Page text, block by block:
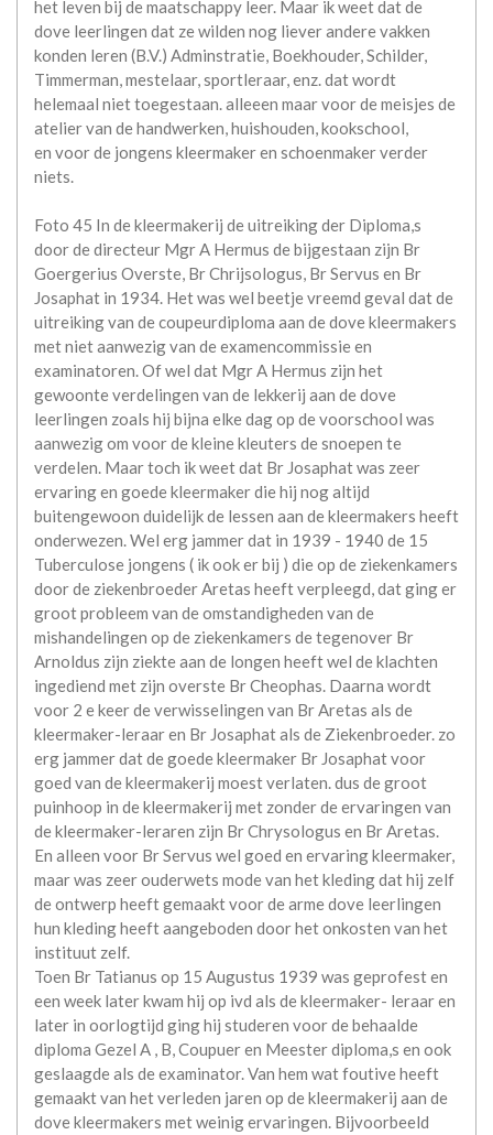
het leven bij de maatschappy leer. Maar ik weet dat de
dove leerlingen dat ze wilden nog liever andere vakken
konden leren (B.V.) Adminstratie, Boekhouder, Schilder,
Timmerman, mestelaar, sportleraar, enz. dat wordt
helemaal niet toegestaan. alleeen maar voor de meisjes de
atelier van de handwerken, huishouden, kookschool,
en voor de jongens kleermaker en schoenmaker verder
niets.
Foto 45 In de kleermakerij de uitreiking der Diploma,s
door de directeur Mgr A Hermus de bijgestaan zijn Br
Goergerius Overste, Br Chrijsologus, Br Servus en Br
Josaphat in 1934. Het was wel beetje vreemd geval dat de
uitreiking van de coupeurdiploma aan de dove kleermakers
met niet aanwezig van de examencommissie en
examinatoren. Of wel dat Mgr A Hermus zijn het
gewoonte verdelingen van de lekkerij aan de dove
leerlingen zoals hij bijna elke dag op de voorschool was
aanwezig om voor de kleine kleuters de snoepen te
verdelen. Maar toch ik weet dat Br Josaphat was zeer
ervaring en goede kleermaker die hij nog altijd
buitengewoon duidelijk de lessen aan de kleermakers heeft
onderwezen. Wel erg jammer dat in 1939 - 1940 de 15
Tuberculose jongens ( ik ook er bij ) die op de ziekenkamers
door de ziekenbroeder Aretas heeft verpleegd, dat ging er
groot probleem van de omstandigheden van de
mishandelingen op de ziekenkamers de tegenover Br
Arnoldus zijn ziekte aan de longen heeft wel de klachten
ingediend met zijn overste Br Cheophas. Daarna wordt
voor 2 e keer de verwisselingen van Br Aretas als de
kleermaker-leraar en Br Josaphat als de Ziekenbroeder. zo
erg jammer dat de goede kleermaker Br Josaphat voor
goed van de kleermakerij moest verlaten. dus de groot
puinhoop in de kleermakerij met zonder de ervaringen van
de kleermaker-leraren zijn Br Chrysologus en Br Aretas.
En alleen voor Br Servus wel goed en ervaring kleermaker,
maar was zeer ouderwets mode van het kleding dat hij zelf
de ontwerp heeft gemaakt voor de arme dove leerlingen
hun kleding heeft aangeboden door het onkosten van het
instituut zelf.
Toen Br Tatianus op 15 Augustus 1939 was geprofest en
een week later kwam hij op ivd als de kleermaker- leraar en
later in oorlogtijd ging hij studeren voor de behaalde
diploma Gezel A , B, Coupuer en Meester diploma,s en ook
geslaagde als de examinator. Van hem wat foutive heeft
gemaakt van het verleden jaren op de kleermakerij aan de
dove kleermakers met weinig ervaringen. Bijvoorbeeld